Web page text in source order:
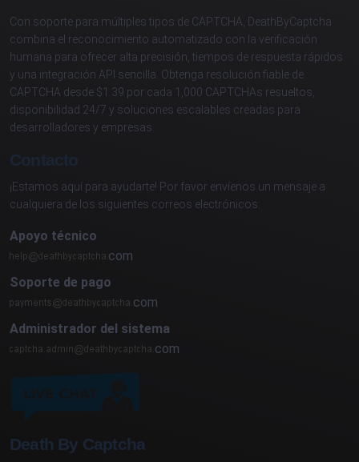
Con soporte para múltiples tipos de CAPTCHA, DeathByCaptcha
combina el reconocimiento automatizado con la verificación
humana para ofrecer alta precisión, tiempos de respuesta rápidos
y una integración API sencilla. Obtenga resolución fiable de
CAPTCHA desde $1.39 por cada 1,000 CAPTCHAs resueltos,
disponibilidad 24/7 y soluciones escalables creadas para
desarrolladores y empresas.
Contacto
¡Estamos aquí para ayudarte! Por favor envíenos un mensaje a
cualquiera de los siguientes correos electrónicos:
Apoyo técnico
com
Soporte de pago
com
Administrador del sistema
com
Death By Captcha